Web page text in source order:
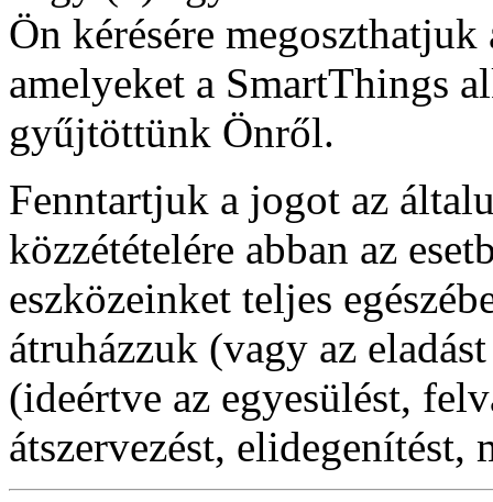
Ön kérésére
amelyeket a SmartThings
gyűjtöttünk Önről.
Fenntartjuk a jogot az
közzétételére abban az
eszközeinket teljes
átruházzuk (vagy az
(ideértve az egyesülést,
átszervezést, elidegenítést,